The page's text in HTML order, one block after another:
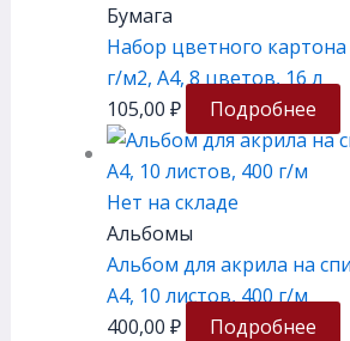
Бумага
Набор цветного
г/м2, А4, 8 цветов, 16 л
105,00 ₽ Подробнее
Нет на складе
Альбомы
Альбом для акрила на
А4, 10 листов, 400 г/м
400,00 ₽ Подробнее